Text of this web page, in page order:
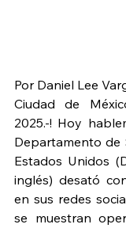
Por Daniel Lee
Ciudad de
2025.-! Hoy
Departamento de
Estados Unidos
inglés) desató
en sus redes
se muestran